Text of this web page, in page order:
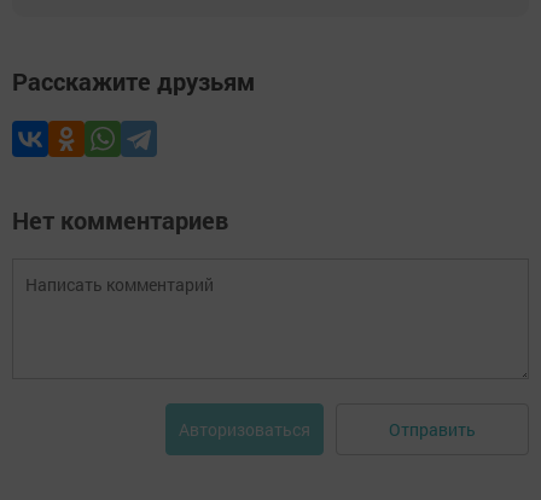
Расскажите друзьям
Нет комментариев
Авторизоваться Отправить